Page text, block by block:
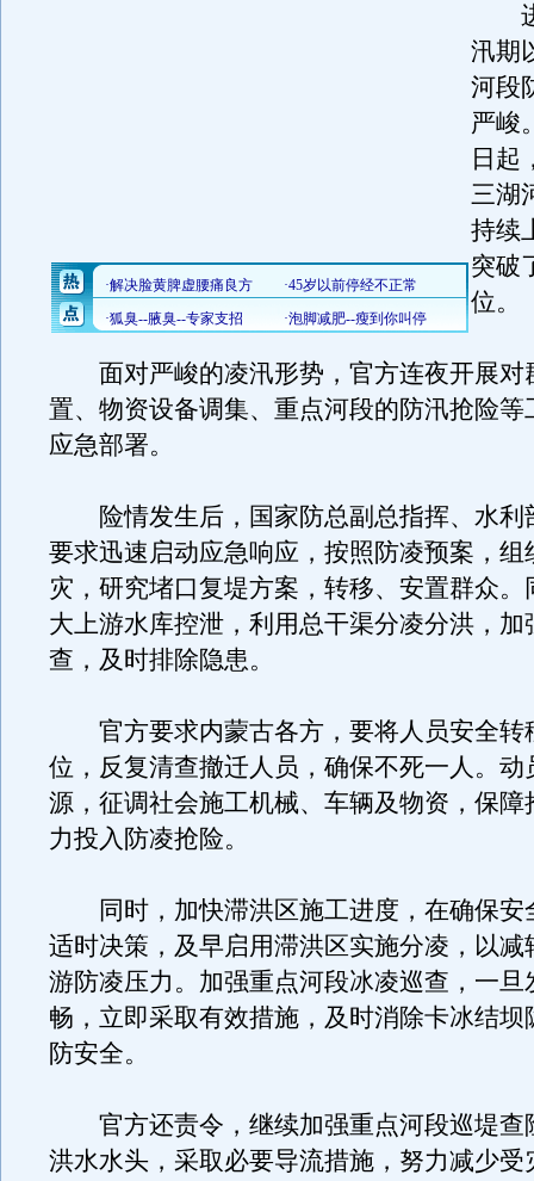
进
汛期
河段
严峻
日起
三湖
持续
突破
位。
面对严峻的凌汛形势，官方连夜开展对
置、物资设备调集、重点河段的防汛抢险等
应急部署。
险情发生后，国家防总副总指挥、水利
要求迅速启动应急响应，按照防凌预案，组
灾，研究堵口复堤方案，转移、安置群众。
大上游水库控泄，利用总干渠分凌分洪，加
查，及时排除隐患。
官方要求内蒙古各方，要将人员安全转
位，反复清查撤迁人员，确保不死一人。动
源，征调社会施工机械、车辆及物资，保障
力投入防凌抢险。
同时，加快滞洪区施工进度，在确保安
适时决策，及早启用滞洪区实施分凌，以减
游防凌压力。加强重点河段冰凌巡查，一旦
畅，立即采取有效措施，及时消除卡冰结坝
防安全。
官方还责令，继续加强重点河段巡堤查
洪水水头，采取必要导流措施，努力减少受